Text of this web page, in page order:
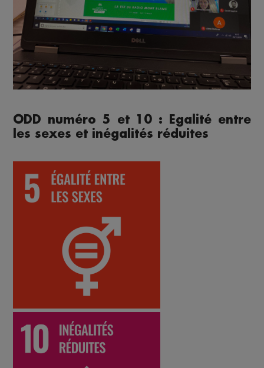
ODD numéro 5 et 10 : Egalité entre
les sexes et inégalités réduites